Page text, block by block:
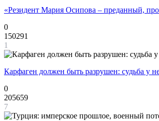
«Резидент Мария Осипова – преданный,
0
150291
1
Карфаген должен быть разрушен: судьба у
0
205659
7